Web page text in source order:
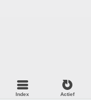
Index Actief